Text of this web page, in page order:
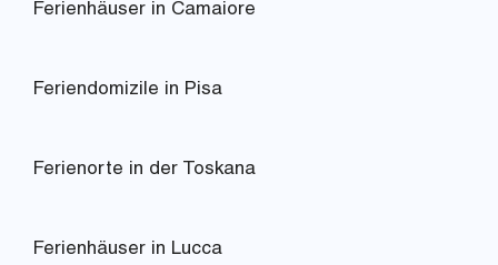
Ferienhäuser in Camaiore
Feriendomizile in Pisa
Ferienorte in der Toskana
Ferienhäuser in Lucca